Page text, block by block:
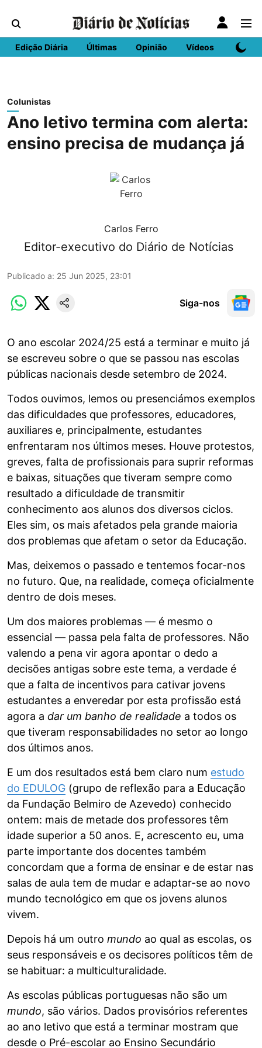
Edição Diária Últimas Opinião Vídeos DN
Colunistas
Ano letivo termina com alerta:
ensino precisa de mudança já
Carlos Ferro
Editor-executivo do Diário de Notícias
Publicado a: 25 Jun 2025, 23:01
Siga-nos
O ano escolar 2024/25 está a terminar e muito já
se escreveu sobre o que se passou nas escolas
públicas nacionais desde setembro de 2024.
Todos ouvimos, lemos ou presenciámos exemplos
das dificuldades que professores, educadores,
auxiliares e, principalmente, estudantes
enfrentaram nos últimos meses. Houve protestos,
greves, falta de profissionais para suprir reformas
e baixas, situações que tiveram sempre como
resultado a dificuldade de transmitir
conhecimento aos alunos dos diversos ciclos.
Eles sim, os mais afetados pela grande maioria
dos problemas que afetam o setor da Educação.
Mas, deixemos o passado e tentemos focar-nos
no futuro. Que, na realidade, começa oficialmente
dentro de dois meses.
Um dos maiores problemas — é mesmo o
essencial — passa pela falta de professores. Não
valendo a pena vir agora apontar o dedo a
decisões antigas sobre este tema, a verdade é
que a falta de incentivos para cativar jovens
estudantes a enveredar por esta profissão está
agora a dar um banho de realidade a todos os
que tiveram responsabilidades no setor ao longo
dos últimos anos.
E um dos resultados está bem claro num estudo
do EDULOG (grupo de reflexão para a Educação
da Fundação Belmiro de Azevedo) conhecido
ontem: mais de metade dos professores têm
idade superior a 50 anos. E, acrescento eu, uma
parte importante dos docentes também
concordam que a forma de ensinar e de estar nas
salas de aula tem de mudar e adaptar-se ao novo
mundo tecnológico em que os jovens alunos
vivem.
Depois há um outro mundo ao qual as escolas, os
seus responsáveis e os decisores políticos têm de
se habituar: a multiculturalidade.
As escolas públicas portuguesas não são um
mundo, são vários. Dados provisórios referentes
ao ano letivo que está a terminar mostram que
desde o Pré-escolar ao Ensino Secundário